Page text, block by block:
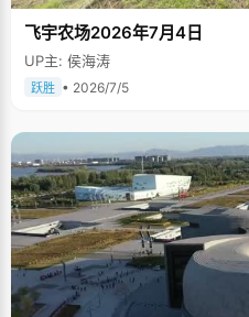
飞宇农场2026年7月4日
UP主: 侯海涛
跃胜 • 2026/7/5